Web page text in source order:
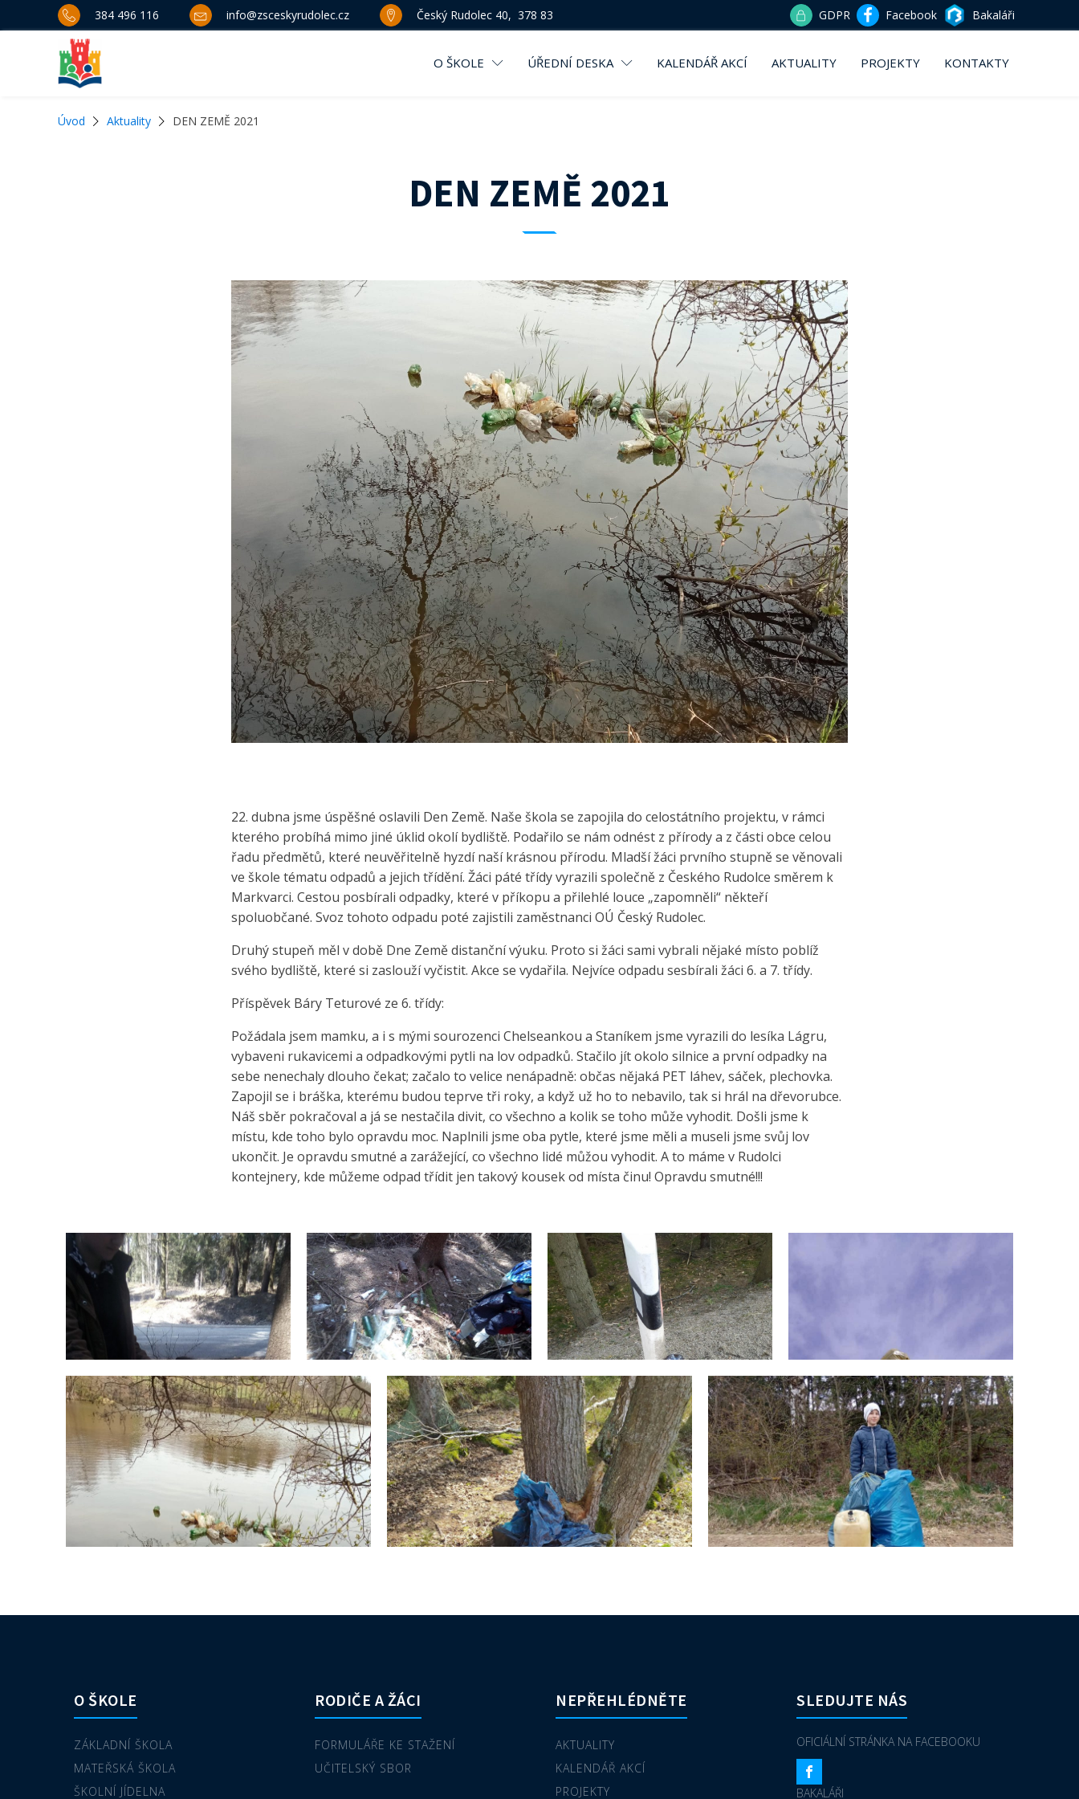
384 496 116 info@zsceskyrudolec.cz Český Rudolec 40, 378 83 GDPR Facebook Bakaláři
O ŠKOLE ÚŘEDNÍ DESKA KALENDÁŘ AKCÍ AKTUALITY PROJEKTY KONTAKTY
Úvod Aktuality DEN ZEMĚ 2021
DEN ZEMĚ 2021
22. dubna jsme úspěšné oslavili Den Země. Naše škola se zapojila do celostátního projektu, v rámci
kterého probíhá mimo jiné úklid okolí bydliště. Podařilo se nám odnést z přírody a z části obce celou
řadu předmětů, které neuvěřitelně hyzdí naší krásnou přírodu. Mladší žáci prvního stupně se věnovali
ve škole tématu odpadů a jejich třídění. Žáci páté třídy vyrazili společně z Českého Rudolce směrem k
Markvarci. Cestou posbírali odpadky, které v příkopu a přilehlé louce „zapomněli“ někteří
spoluobčané. Svoz tohoto odpadu poté zajistili zaměstnanci OÚ Český Rudolec.
Druhý stupeň měl v době Dne Země distanční výuku. Proto si žáci sami vybrali nějaké místo poblíž
svého bydliště, které si zaslouží vyčistit. Akce se vydařila. Nejvíce odpadu sesbírali žáci 6. a 7. třídy.
Příspěvek Báry Teturové ze 6. třídy:
Požádala jsem mamku, a i s mými sourozenci Chelseankou a Staníkem jsme vyrazili do lesíka Lágru,
vybaveni rukavicemi a odpadkovými pytli na lov odpadků. Stačilo jít okolo silnice a první odpadky na
sebe nenechaly dlouho čekat; začalo to velice nenápadně: občas nějaká PET láhev, sáček, plechovka.
Zapojil se i bráška, kterému budou teprve tři roky, a když už ho to nebavilo, tak si hrál na dřevorubce.
Náš sběr pokračoval a já se nestačila divit, co všechno a kolik se toho může vyhodit. Došli jsme k
místu, kde toho bylo opravdu moc. Naplnili jsme oba pytle, které jsme měli a museli jsme svůj lov
ukončit. Je opravdu smutné a zarážející, co všechno lidé můžou vyhodit. A to máme v Rudolci
kontejnery, kde můžeme odpad třídit jen takový kousek od místa činu! Opravdu smutné!!!
O ŠKOLE
ZÁKLADNÍ ŠKOLA
MATEŘSKÁ ŠKOLA
ŠKOLNÍ JÍDELNA
RODIČE A ŽÁCI
FORMULÁŘE KE STAŽENÍ
UČITELSKÝ SBOR
NEPŘEHLÉDNĚTE
AKTUALITY
KALENDÁŘ AKCÍ
PROJEKTY
SLEDUJTE NÁS
OFICIÁLNÍ STRÁNKA NA FACEBOOKU
BAKALÁŘI